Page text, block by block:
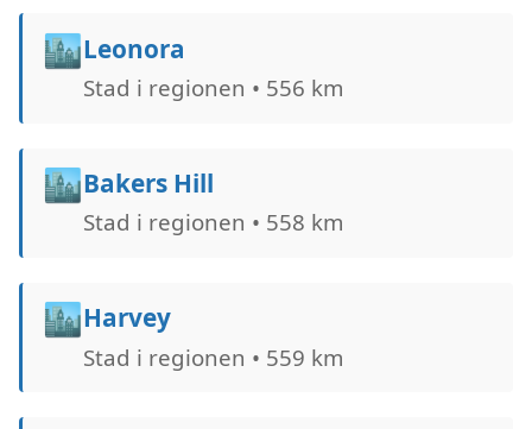
🏙️Leonora
Stad i regionen • 556 km
🏙️Bakers Hill
Stad i regionen • 558 km
🏙️Harvey
Stad i regionen • 559 km